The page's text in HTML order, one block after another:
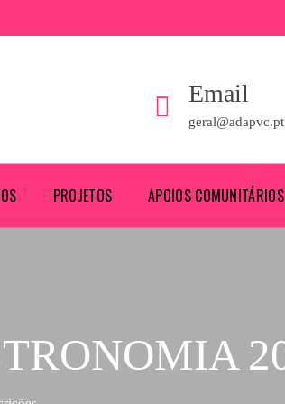
Email
geral@adapvc.pt
PROJETOS APOIOS COMUNITÁRIOS